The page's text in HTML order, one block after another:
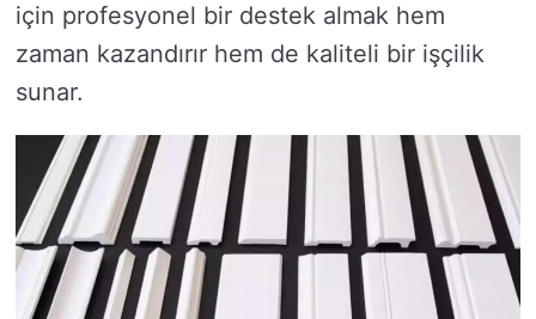
için profesyonel bir destek almak hem
zaman kazandırır hem de kaliteli bir işçilik
sunar.